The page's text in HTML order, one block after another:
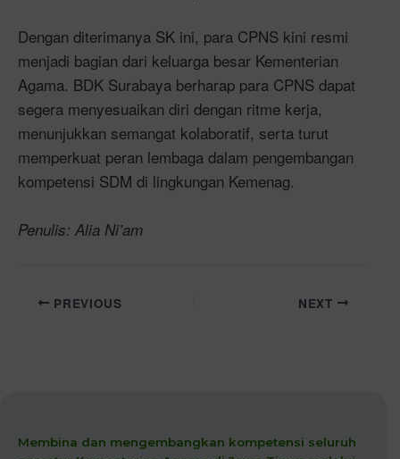
Dengan diterimanya SK ini, para CPNS kini resmi
menjadi bagian dari keluarga besar Kementerian
Agama. BDK Surabaya berharap para CPNS dapat
segera menyesuaikan diri dengan ritme kerja,
menunjukkan semangat kolaboratif, serta turut
memperkuat peran lembaga dalam pengembangan
kompetensi SDM di lingkungan Kemenag.
Penulis: Alia Ni’am
PREVIOUS NEXT
Membina dan mengembangkan kompetensi seluruh